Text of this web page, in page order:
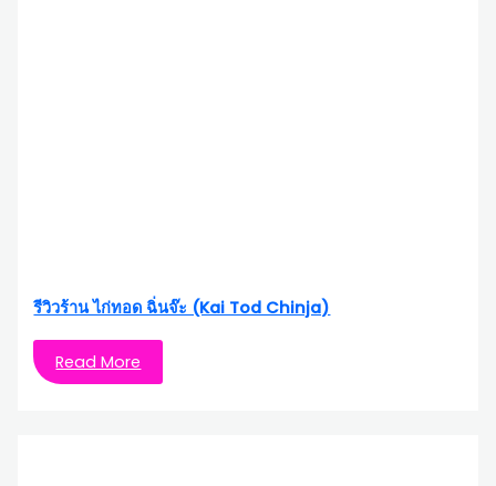
รีวิวร้าน ไก่ทอด ฉิ่นจ๊ะ (Kai Tod Chinja)
Read More